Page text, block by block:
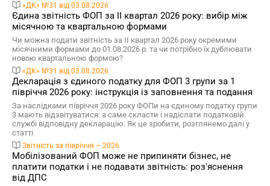
«ДК» №31 від 03.08.2026
Єдина звітність ФОП за II квартал 2026 року: вибір між
місячною та квартальною формами
Чи можна подати звітність за II квартал 2026 року окремими
місячними формами до 01.08.2026 р. та чи потрібно їх дублювати
новою квартальною формою?
«ДК» №31 від 03.08.2026
Декларація з єдиного податку для ФОП 3 групи за 1
півріччя 2026 року: інструкція із заповнення та подання
За наслідками півріччя 2026 року ФОПи на єдиному податку групи
3 мають відзвітуватися: а саме скласти і надіслати податковій
службі відповідну декларацію. Як це зробити, розглянемо далі у
статті
Звітність за півріччя – 2026
Мобілізований ФОП може не припиняти бізнес, не
платити податки і не подавати звітність: роз'яснення
від ДПС